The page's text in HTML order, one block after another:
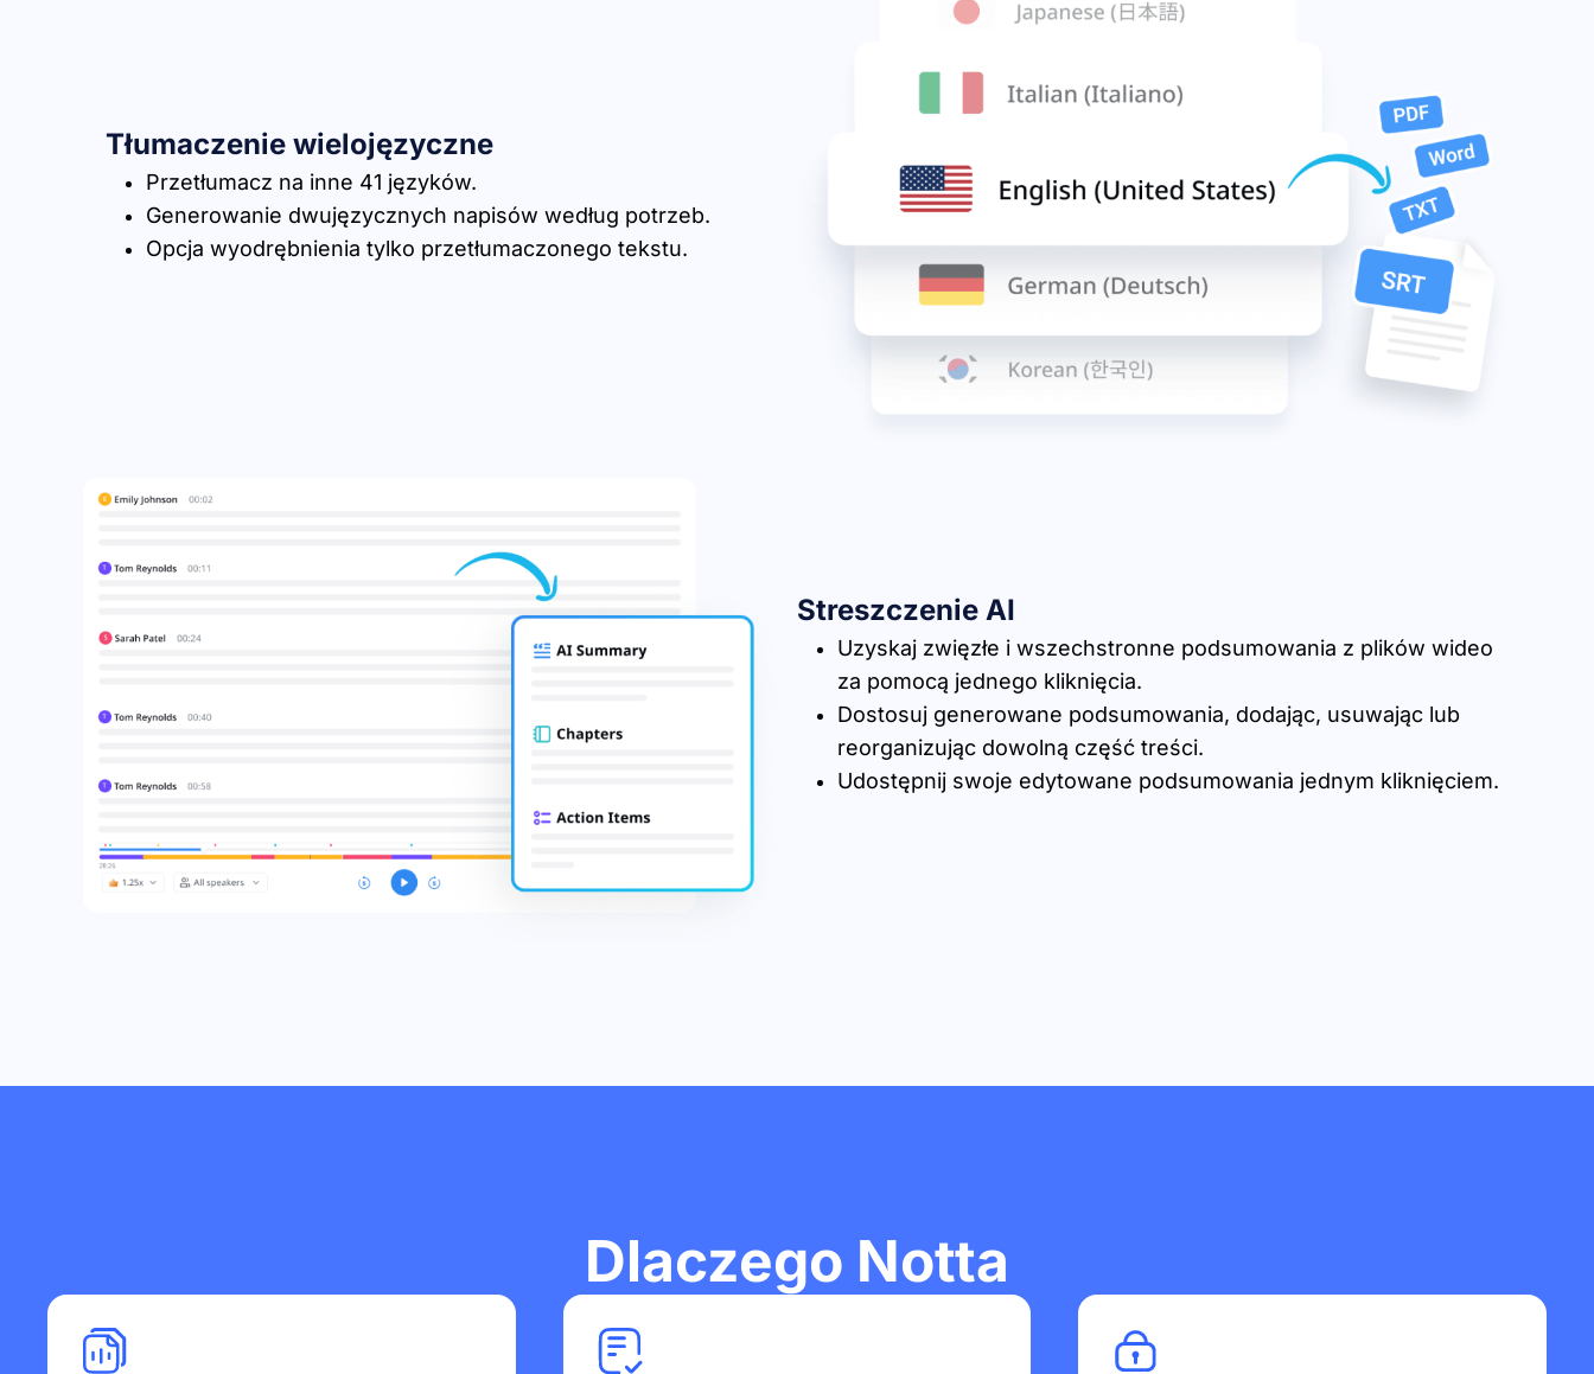
Tłumaczenie wielojęzyczne
Przetłumacz na inne 41 języków.
Generowanie dwujęzycznych napisów według potrzeb.
Opcja wyodrębnienia tylko przetłumaczonego tekstu.
Streszczenie AI
Uzyskaj zwięzłe i wszechstronne podsumowania z plików wideo
za pomocą jednego kliknięcia.
Dostosuj generowane podsumowania, dodając, usuwając lub
reorganizując dowolną część treści.
Udostępnij swoje edytowane podsumowania jednym kliknięciem.
Dlaczego Notta